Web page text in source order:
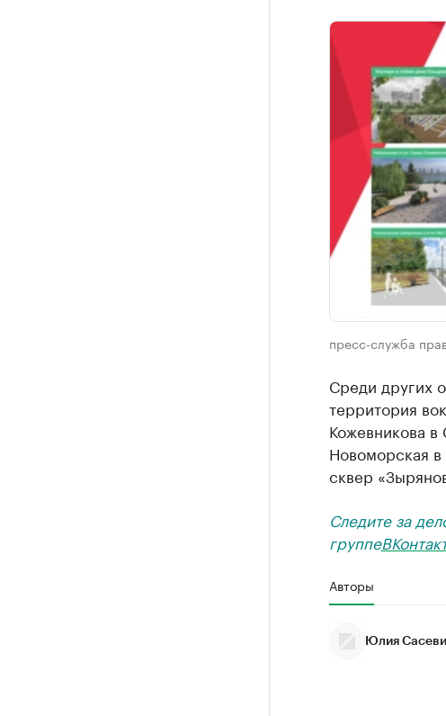
пресс-служба
Среди других
территория
Кожевникова
Новоморская
сквер
Следите за
группе
Авторы
Юлия